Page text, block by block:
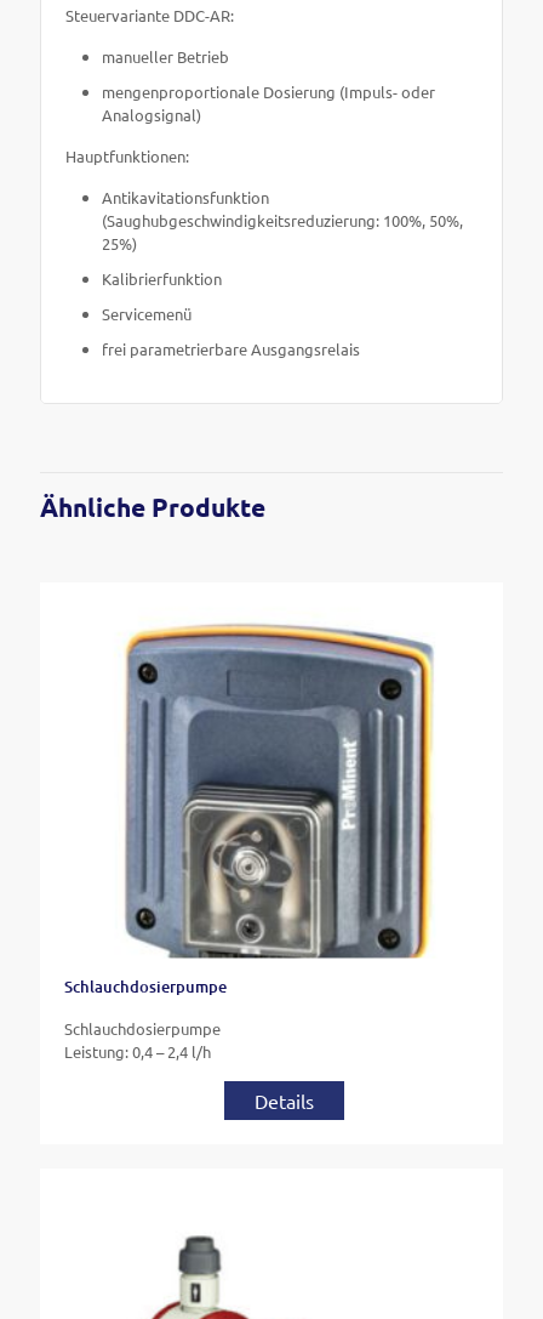
Steuervariante DDC-AR:
manueller Betrieb
mengenproportionale Dosierung (Impuls- oder
Analogsignal)
Hauptfunktionen:
Antikavitationsfunktion
(Saughubgeschwindigkeitsreduzierung: 100%, 50%,
25%)
Kalibrierfunktion
Servicemenü
frei parametrierbare Ausgangsrelais
Ähnliche Produkte
Schlauchdosierpumpe
Schlauchdosierpumpe
Leistung: 0,4 – 2,4 l/h
Details